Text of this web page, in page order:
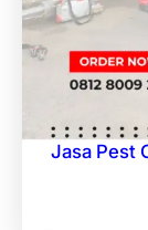
Jasa Pest